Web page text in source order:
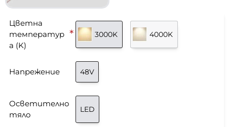
Цветна
температур
а (K)
3000K 4000K
Напрежение 48V
Осветително
тяло
LED